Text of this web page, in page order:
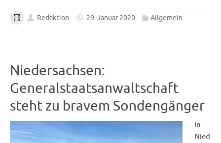
Redaktion 29. Januar 2020 Allgemein
Niedersachsen:
Generalstaatsanwaltschaft
steht zu bravem Sondengänger
In
Nied